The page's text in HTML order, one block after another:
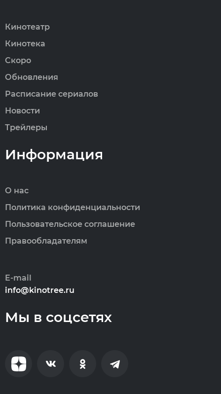
Кинотеатр
Кинотека
Скоро
Обновления
Расписание сериалов
Новости
Трейлеры
Информация
О нас
Политика конфиденциальности
Пользовательское соглашение
Правообладателям
E-mail
info@kinotree.ru
Мы в соцсетях